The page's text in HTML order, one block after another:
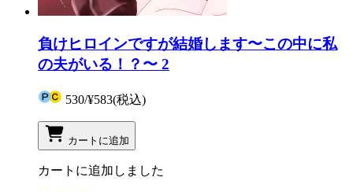
負けヒロインですが結婚します〜この中に私
の夫がいる！？〜 2
530/¥583(税込)
カートに追加
カートに追加しました